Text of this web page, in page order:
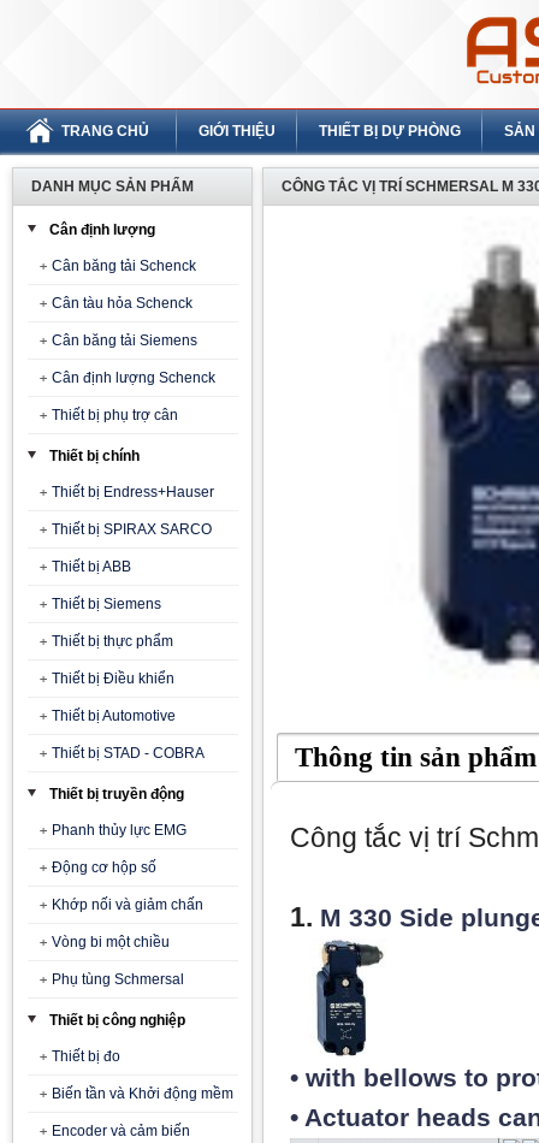
TRANG CHỦ GIỚI THIỆU THIẾT BỊ DỰ PHÒNG SẢN
DANH MỤC SẢN PHẨM
Cân định lượng
Cân băng tải Schenck
Cân tàu hỏa Schenck
Cân băng tải Siemens
Cân định lượng Schenck
Thiết bị phụ trợ cân
Thiết bị chính
Thiết bị Endress+Hauser
Thiết bị SPIRAX SARCO
Thiết bị ABB
Thiết bị Siemens
Thiết bị thực phẩm
Thiết bị Điều khiển
Thiết bị Automotive
Thiết bị STAD - COBRA
Thiết bị truyền động
Phanh thủy lực EMG
Động cơ hộp số
Khớp nối và giảm chấn
Vòng bi một chiều
Phụ tùng Schmersal
Thiết bị công nghiệp
Thiết bị đo
Biến tần và Khởi động mềm
Encoder và cảm biến
CÔNG TẮC VỊ TRÍ SCHMERSAL M
Thông tin sản phẩm
Công tắc vị trí
1. M 330 Side
• with bellows to
• Actuator heads